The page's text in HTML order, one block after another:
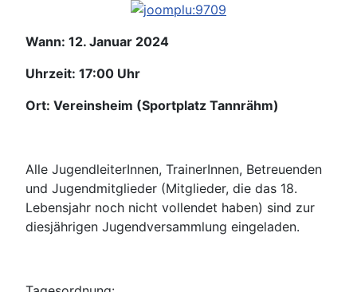
Wann: 12. Januar 2024
Uhrzeit: 17:00 Uhr
Ort: Vereinsheim (Sportplatz Tannrähm)
Alle JugendleiterInnen, TrainerInnen, Betreuenden
und Jugendmitglieder (Mitglieder, die das 18.
Lebensjahr noch nicht vollendet haben) sind zur
diesjährigen Jugendversammlung eingeladen.